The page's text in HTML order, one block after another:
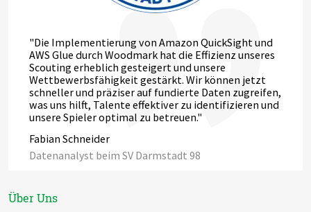
"Die Implementierung von Amazon QuickSight und
AWS Glue durch Woodmark hat die Effizienz unseres
Scouting erheblich gesteigert und unsere
Wettbewerbsfähigkeit gestärkt. Wir können jetzt
schneller und präziser auf fundierte Daten zugreifen,
was uns hilft, Talente effektiver zu identifizieren und
unsere Spieler optimal zu betreuen."
Fabian Schneider
Datenanalyst beim SV Darmstadt 98
Über Uns